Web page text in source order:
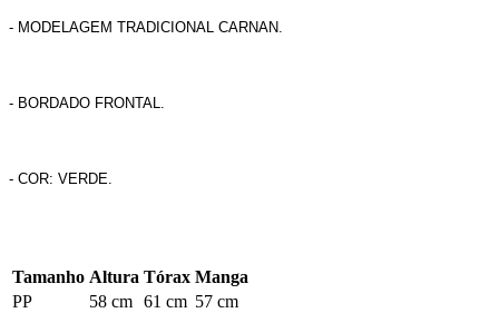
- MODELAGEM TRADICIONAL CARNAN.
- BORDADO FRONTAL.
- COR: VERDE.
Tamanho Altura Tórax Manga
PP
58 cm 61 cm 57 cm